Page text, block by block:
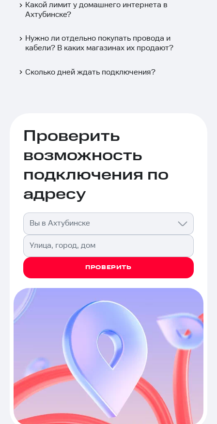
Какой лимит у домашнего интернета в
Ахтубинске?
Нужно ли отдельно покупать провода и
кабели? В каких магазинах их продают?
Сколько дней ждать подключения?
Проверить
возможность
подключения по
адресу
Вы в Ахтубинске
Улица, город, дом
ПРОВЕРИТЬ